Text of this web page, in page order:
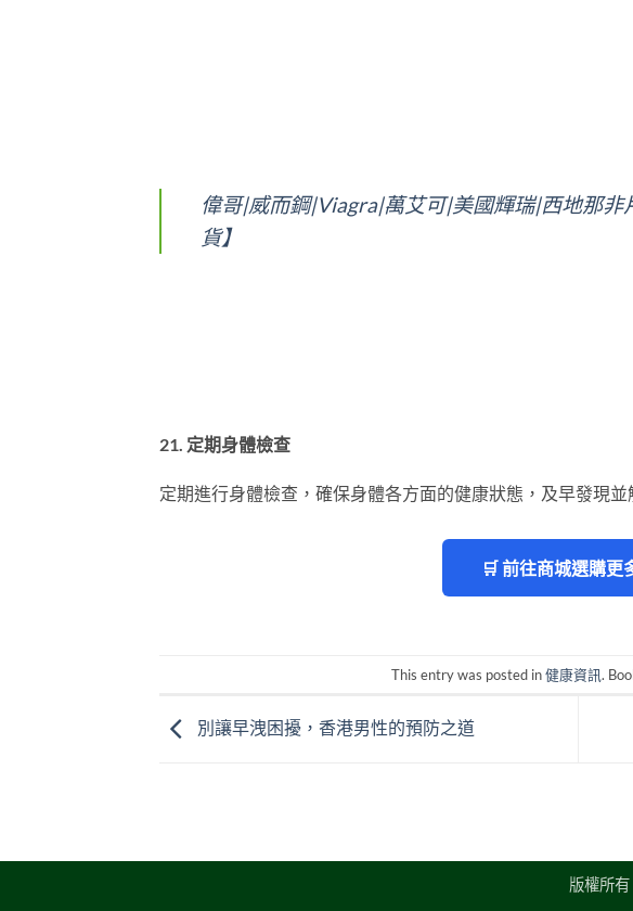
偉哥|威而鋼|Viagra|萬艾可|美國輝瑞|西地那
貨】
21. 定期身體檢查
定期進行身體檢查，確保身體各方面的健康狀態，及早發現並
🛒 前往商城選購更
This entry was posted in健康資訊.
別讓早洩困擾，香港男性的預防之道
版權所